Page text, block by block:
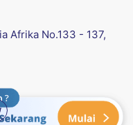
Afrika No.133 - 137,